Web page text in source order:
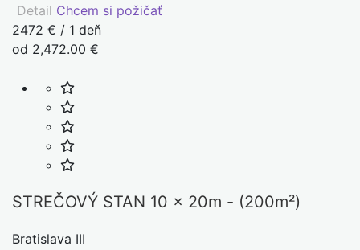
Detail Chcem si požičať
2472 € / 1 deň
od 2,472.00 €
STREČOVÝ STAN 10 x 20m - (200m²)
Bratislava III